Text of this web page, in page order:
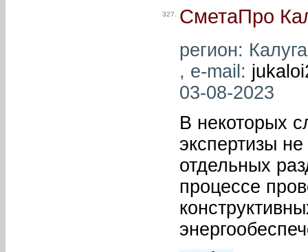
327. СметаПро
регион:
, e-mail:
03-08-2023
В некоторых
экспертизы
отдельных
процессе